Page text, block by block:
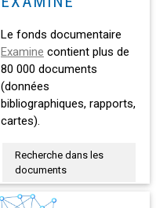
Le fonds documentaire
Examine contient plus de
80 000 documents
(données
bibliographiques, rapports,
cartes).
Recherche dans les
documents